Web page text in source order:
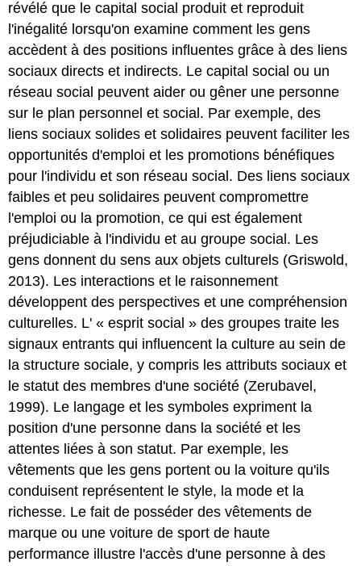
révélé que le capital social produit et reproduit
l'inégalité lorsqu'on examine comment les gens
accèdent à des positions influentes grâce à des liens
sociaux directs et indirects. Le capital social ou un
réseau social peuvent aider ou gêner une personne
sur le plan personnel et social. Par exemple, des
liens sociaux solides et solidaires peuvent faciliter les
opportunités d'emploi et les promotions bénéfiques
pour l'individu et son réseau social. Des liens sociaux
faibles et peu solidaires peuvent compromettre
l'emploi ou la promotion, ce qui est également
préjudiciable à l'individu et au groupe social. Les
gens donnent du sens aux objets culturels (Griswold,
2013). Les interactions et le raisonnement
développent des perspectives et une compréhension
culturelles. L' « esprit social » des groupes traite les
signaux entrants qui influencent la culture au sein de
la structure sociale, y compris les attributs sociaux et
le statut des membres d'une société (Zerubavel,
1999). Le langage et les symboles expriment la
position d'une personne dans la société et les
attentes liées à son statut. Par exemple, les
vêtements que les gens portent ou la voiture qu'ils
conduisent représentent le style, la mode et la
richesse. Le fait de posséder des vêtements de
marque ou une voiture de sport de haute
performance illustre l'accès d'une personne à des